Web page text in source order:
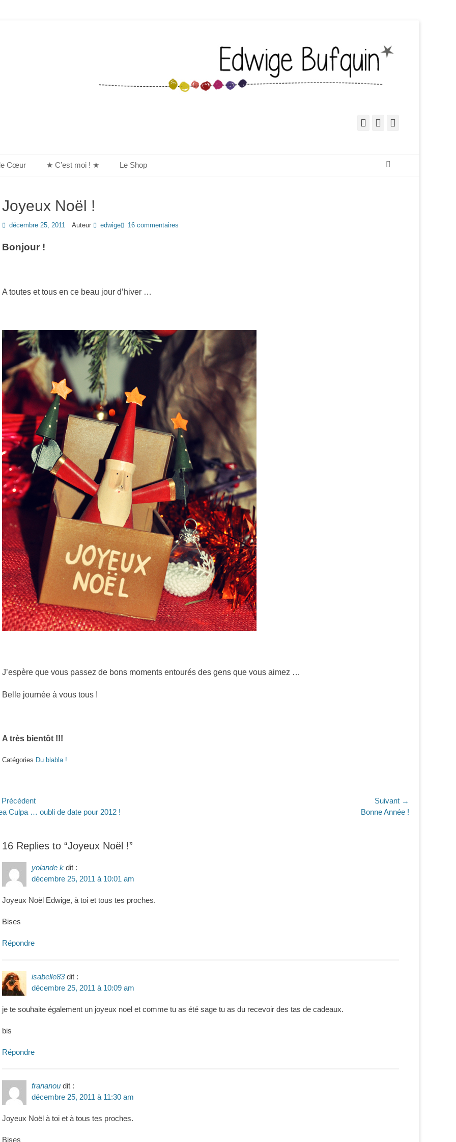
FacebookPinterest
Cœur ★ C’est moi ! ★ Le Shop
Joyeux Noël !
Posted
décembre 25, 2011 Auteur edwige 16 commentaires
Bonjour !
A toutes et tous en ce beau jour d’hiver …
J’espère que vous passez de bons moments entourés des gens que vous aimez …
Belle journée à vous tous !
A très bientôt !!!
Catégories Du blabla !
Culpa … oubli de date pour 2012 !
Suivant →
Bonne Année !
16 Replies to “Joyeux Noël !”
yolande k dit :
décembre 25, 2011 à 10:01 am
Joyeux Noël Edwige, à toi et tous tes proches.
Bises
Répondre
isabelle83 dit :
décembre 25, 2011 à 10:09 am
je te souhaite également un joyeux noel et comme tu as été sage tu as du recevoir des tas de cadeaux.
bis
Répondre
frananou dit :
décembre 25, 2011 à 11:30 am
Joyeux Noël à toi et à tous tes proches.
Bises